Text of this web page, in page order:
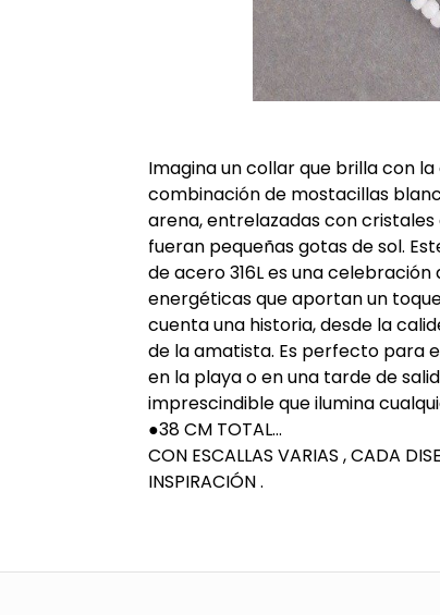
Imagina un collar que brilla con
combinación de mostacillas
arena, entrelazadas con
fueran pequeñas gotas de sol.
de acero 316L es una
energéticas que aportan un
cuenta una historia, desde la
de la amatista. Es perfecto para
en la playa o en una tarde de
imprescindible que ilumina
●38 CM TOTAL...
CON ESCALLAS VARIAS , CADA
INSPIRACIÓN .